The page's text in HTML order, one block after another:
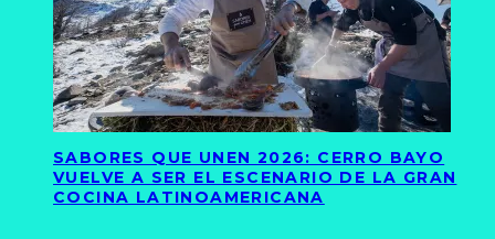
SABORES QUE UNEN 2026: CERRO BAYO
VUELVE A SER EL ESCENARIO DE LA GRAN
COCINA LATINOAMERICANA